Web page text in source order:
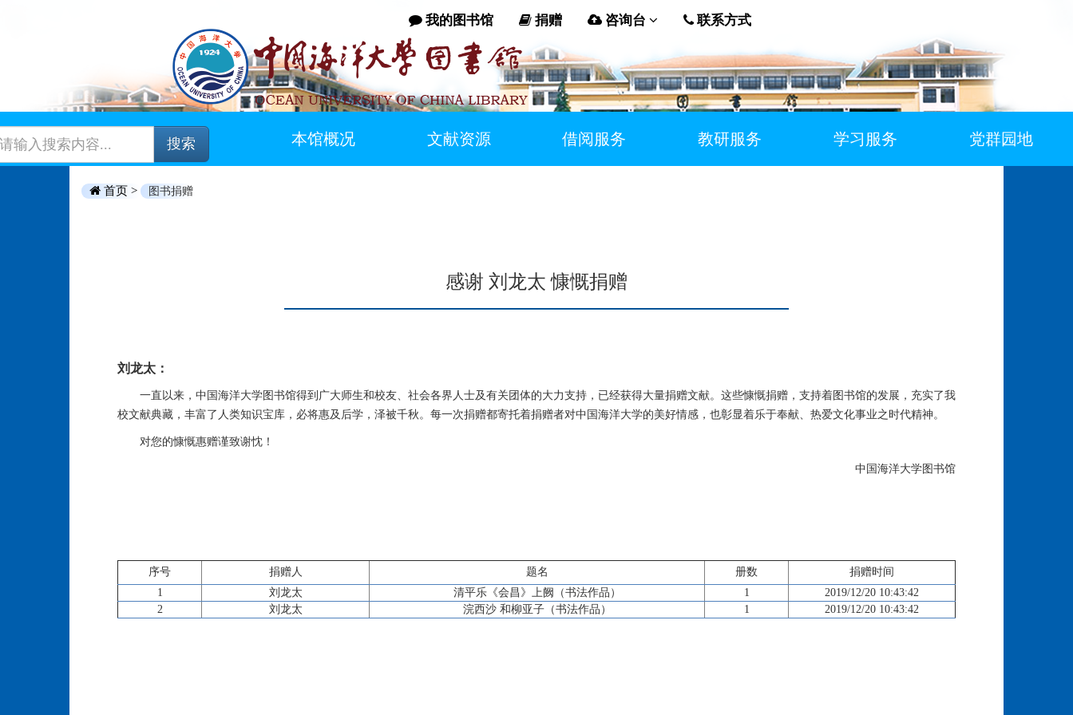
我的图书馆 捐赠 咨询台 联系方式
搜索 本馆概况 文献资源 借阅服务 教研服务 学习服务 党群园地
首页 > 图书捐赠
感谢 刘龙太 慷慨捐赠
刘龙太：
一直以来，中国海洋大学图书馆得到广大师生和校友、社会各界人士及有关团体的大力支持，已经获得大量捐赠文献。这些慷慨捐赠，支持着图书馆的发展，充实了我
校文献典藏，丰富了人类知识宝库，必将惠及后学，泽被千秋。每一次捐赠都寄托着捐赠者对中国海洋大学的美好情感，也彰显着乐于奉献、热爱文化事业之时代精神。
对您的慷慨惠赠谨致谢忱！
中国海洋大学图书馆
序号 捐赠人 题名 册数
捐赠时间
1
刘龙太 清平乐《会昌》上阙（书法作品） 1
2019/12/20 10:43:42
2
刘龙太 浣西沙 和柳亚子（书法作品） 1 2019/12/20 10:43:42